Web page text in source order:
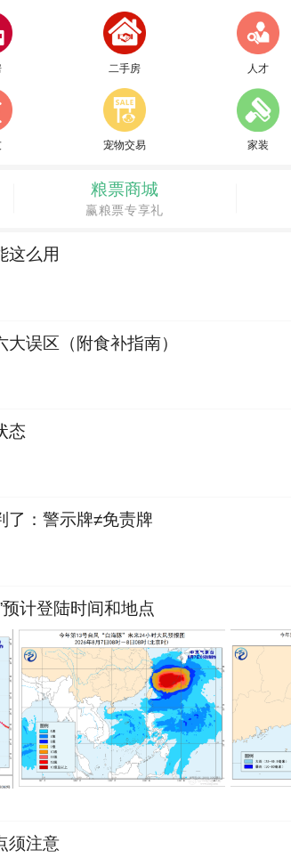
二手房 人才
宠物交易 家装
粮票商城
赢粮票专享礼
这么用
误区（附食补指南）
态
了：警示牌≠免责牌
计登陆时间和地点
须注意